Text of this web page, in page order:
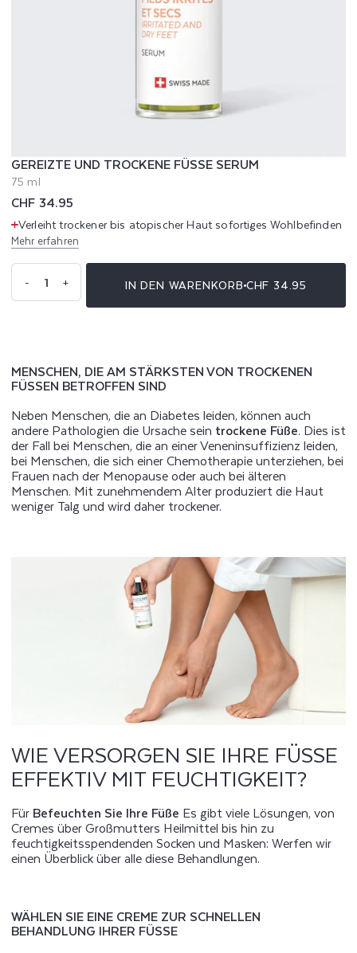
GEREIZTE UND TROCKENE FÜSSE SERUM
75 ml
Normaler
CHF 34.95
Verleiht trockener bis atopischer Haut sofortiges Wohlbefinden
Mehr erfahren
Anzahl
Verringere
Menge
- Erhöhe
Menge
+ IN DEN WARENKORB CHF 34.95
MENSCHEN, DIE AM STÄRKSTEN VON TROCKENEN
FÜSSEN BETROFFEN SIND
Neben Menschen, die an Diabetes leiden, können auch
andere Pathologien die Ursache sein trockene Füße. Dies ist
der Fall bei Menschen, die an einer Veneninsuffizienz leiden,
bei Menschen, die sich einer Chemotherapie unterziehen, bei
Frauen nach der Menopause oder auch bei älteren
Menschen. Mit zunehmendem Alter produziert die Haut
weniger Talg und wird daher trockener.
WIE VERSORGEN SIE IHRE FÜSSE E
FFEKTIV MIT FEUCHTIGKEIT?
Für Befeuchten Sie Ihre Füße Es gibt viele Lösungen, von
Cremes über Großmutters Heilmittel bis hin zu
feuchtigkeitsspendenden Socken und Masken: Werfen wir
einen Überblick über alle diese Behandlungen.
WÄHLEN SIE EINE CREME ZUR SCHNELLEN
BEHANDLUNG IHRER FÜSSE